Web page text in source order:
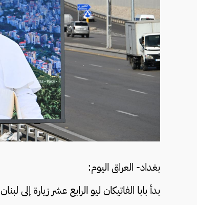
بغداد- العراق اليوم:
بدأ بابا الفاتيكان ليو الرابع عشر زيارة إلى